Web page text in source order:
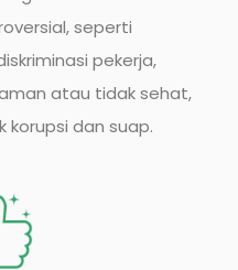
seperti
pekerja,
atau tidak sehat,
dan suap.